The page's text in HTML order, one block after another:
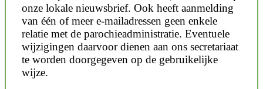
onze lokale nieuwsbrief. Ook heeft aanmelding
van één of meer e-mailadressen geen enkele
relatie met de parochieadministratie. Eventuele
wijzigingen daarvoor dienen aan ons secretariaat
te worden doorgegeven op de gebruikelijke
wijze.